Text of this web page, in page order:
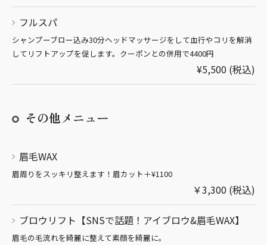
フルスパ
シャンプーブロー込み30分ヘッドマッサージをして血行やコリを解消
してリフトアップを促します。クーポンとの併用で4400円
¥5,500 (税込)
その他メニュー
眉毛WAX
眉周りをスッキリ整えます！眉カット＋¥1100
￥3,300 (税込)
ブロウリフト【SNSで話題！アイブロウ&眉毛WAX】
眉毛の毛流れを綺麗に整えて素顔を綺麗に。